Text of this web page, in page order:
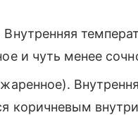
Внутренняя
и чуть менее
коричневым